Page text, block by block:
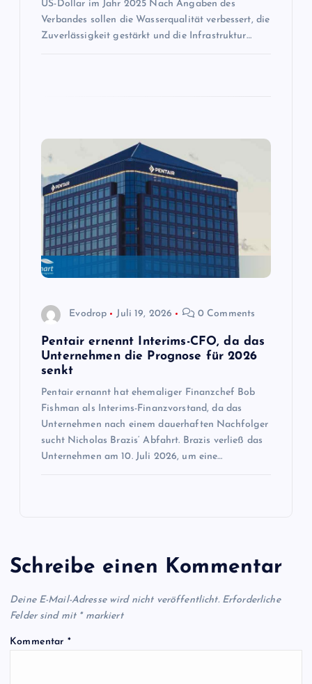
US-Dollar im Jahr 2025 Nach Angaben des
Verbandes sollen die Wasserqualität verbessert, die
Zuverlässigkeit gestärkt und die Infrastruktur…
Evodrop Juli 19, 2026 0 Comments
Pentair ernennt Interims-CFO, da das
Unternehmen die Prognose für 2026
senkt
Pentair ernannt hat ehemaliger Finanzchef Bob
Fishman als Interims-Finanzvorstand, da das
Unternehmen nach einem dauerhaften Nachfolger
sucht Nicholas Brazis‘ Abfahrt. Brazis verließ das
Unternehmen am 10. Juli 2026, um eine…
Schreibe einen Kommentar
Deine E-Mail-Adresse wird nicht veröffentlicht. Erforderliche
Felder sind mit *markiert
Kommentar *